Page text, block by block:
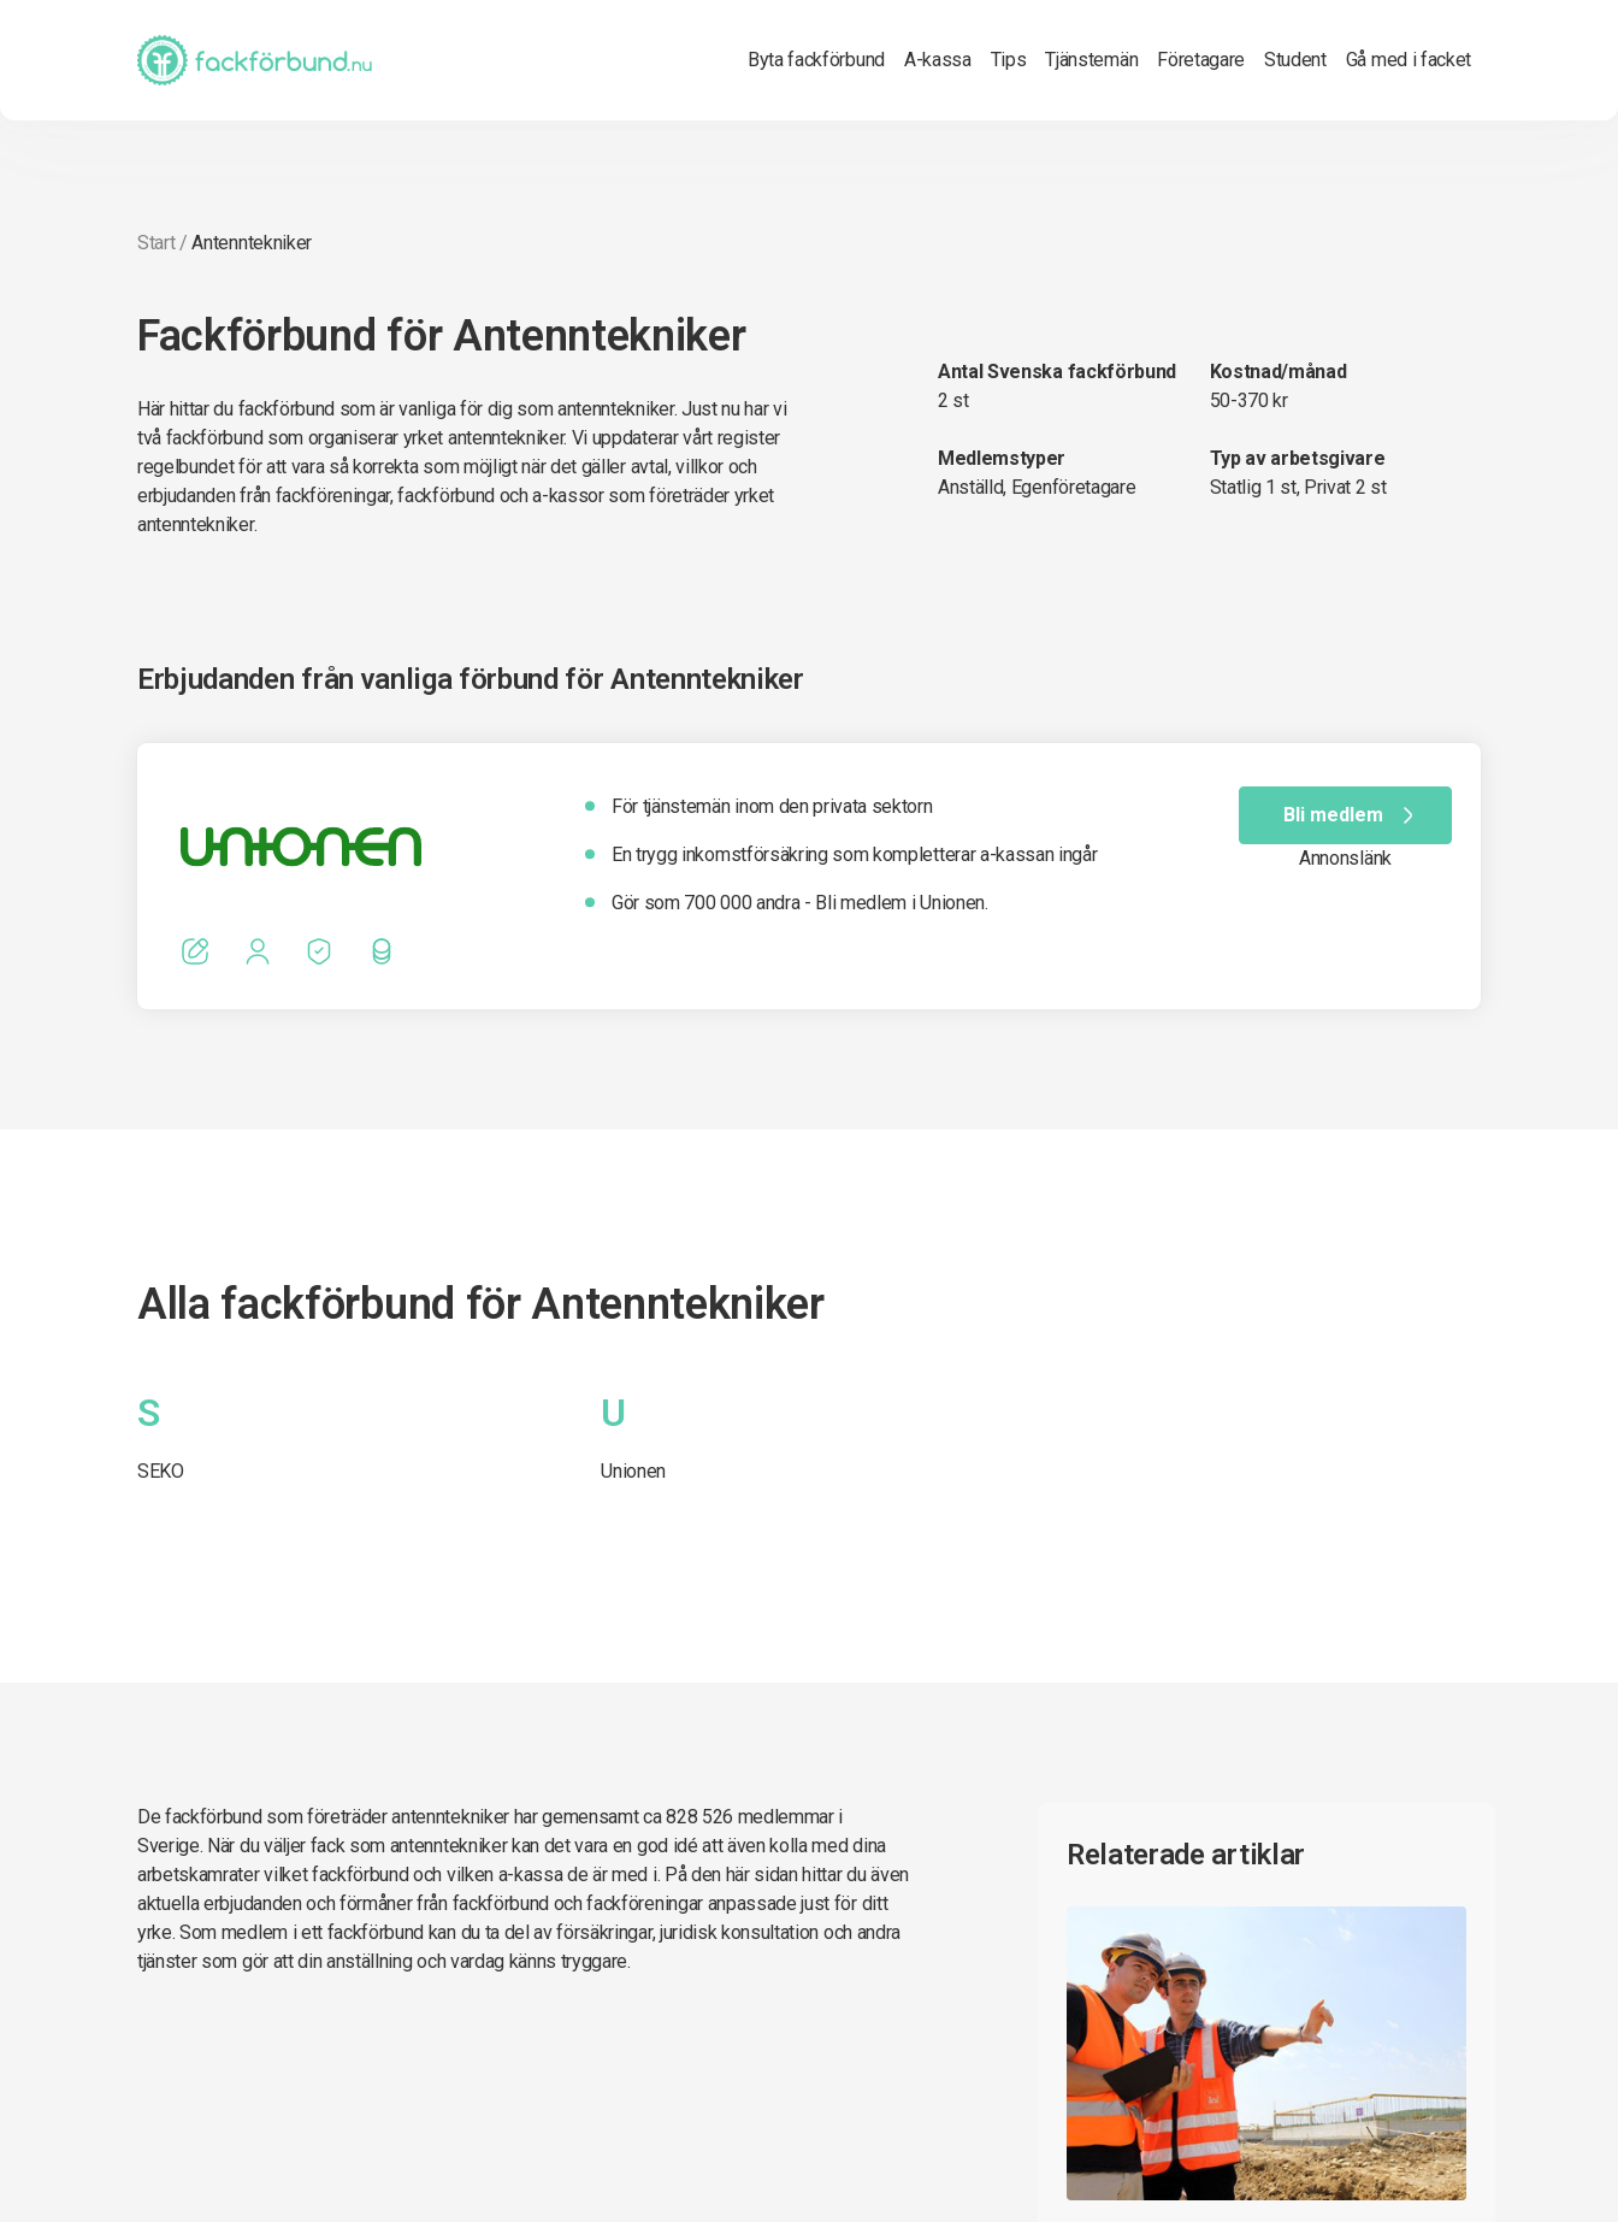
Byta fackförbund A-kassa Tips Tjänstemän Företagare Student Gå med i facket
Start/Antenntekniker
Fackförbund för Antenntekniker
Här hittar du fackförbund som är vanliga för dig som antenntekniker. Just nu har vi
två fackförbund som organiserar yrket antenntekniker. Vi uppdaterar vårt register
regelbundet för att vara så korrekta som möjligt när det gäller avtal, villkor och
erbjudanden från fackföreningar, fackförbund och a-kassor som företräder yrket
antenntekniker.
Antal Svenska fackförbund
2 st
Kostnad/månad
50-370 kr
Medlemstyper
Anställd, Egenföretagare
Typ av arbetsgivare
Statlig 1 st, Privat 2 st
Erbjudanden från vanliga förbund förAntenntekniker
För tjänstemän inom den privata sektorn
En trygg inkomst­försäkring som kompletterar a-kassan ingår
Gör som 700 000 andra - Bli medlem i Unionen.
Bli medlem
Annonslänk
Alla fackförbund för Antenntekniker
S
SEKO
U
Unionen
De fackförbund som företräder antenntekniker har gemensamt ca 828 526 medlemmar i
Sverige. När du väljer fack som antenntekniker kan det vara en god idé att även kolla med dina
arbetskamrater vilket fackförbund och vilken a-kassa de är med i. På den här sidan hittar du även
aktuella erbjudanden och förmåner från fackförbund och fackföreningar anpassade just för ditt
yrke. Som medlem i ett fackförbund kan du ta del av försäkringar, juridisk konsultation och andra
tjänster som gör att din anställning och vardag känns tryggare.
Relaterade artiklar